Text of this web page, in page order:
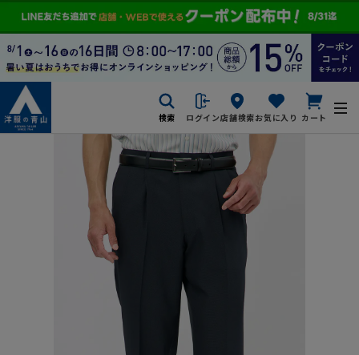
検索 ログイン店舗検索お気に入り カート